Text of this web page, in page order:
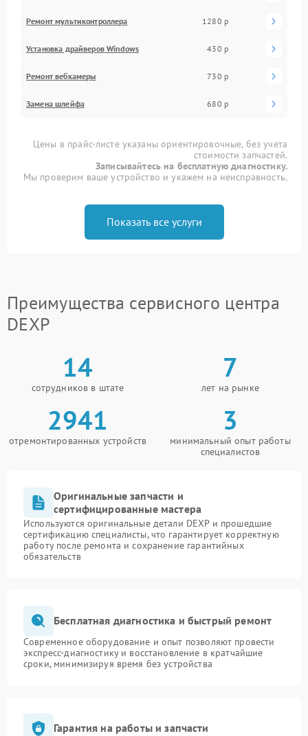
Ремонт мультиконтроллера 1280 р
Установка драйверов Windows 430 р
Ремонт вебкамеры 730 р
Замена шлейфа 680 р
Цены в прайс-листе указаны ориентировочные, без учета
стоимости запчастей.
Записывайтесь на бесплатную диагностику.
Мы проверим ваше устройство и укажем на неисправность.
Показать все услуги
Преимущества сервисного центра
DEXP
14
сотрудников в штате
7
лет на рынке
2941
отремонтированных устройств
3
минимальный опыт работы
специалистов
Оригинальные запчасти и
сертифицированные мастера
Используются оригинальные детали DEXP и прошедшие
сертификацию специалисты, что гарантирует корректную
работу после ремонта и сохранение гарантийных
обязательств
Бесплатная диагностика и быстрый ремонт
Современное оборудование и опыт позволяют провести
экспресс-диагностику и восстановление в кратчайшие
сроки, минимизируя время без устройства
Гарантия на работы и запчасти